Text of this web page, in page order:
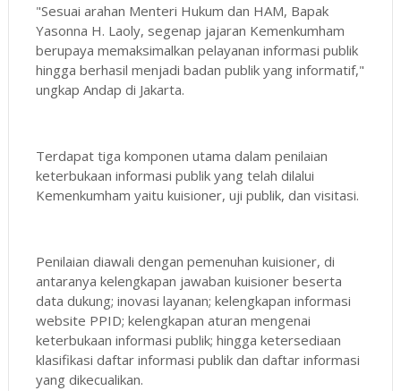
"Sesuai arahan Menteri Hukum dan HAM, Bapak
Yasonna H. Laoly, segenap jajaran Kemenkumham
berupaya memaksimalkan pelayanan informasi publik
hingga berhasil menjadi badan publik yang informatif,"
ungkap Andap di Jakarta.
Terdapat tiga komponen utama dalam penilaian
keterbukaan informasi publik yang telah dilalui
Kemenkumham yaitu kuisioner, uji publik, dan visitasi.
Penilaian diawali dengan pemenuhan kuisioner, di
antaranya kelengkapan jawaban kuisioner beserta
data dukung; inovasi layanan; kelengkapan informasi
website PPID; kelengkapan aturan mengenai
keterbukaan informasi publik; hingga ketersediaan
klasifikasi daftar informasi publik dan daftar informasi
yang dikecualikan.